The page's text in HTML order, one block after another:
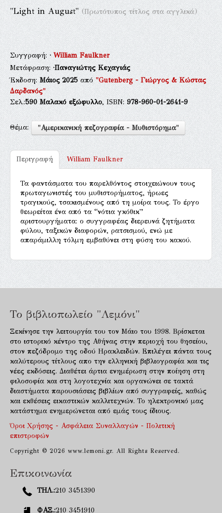
"Light in August"(Πρωτότυπος τίτλος στα αγγλικά)
Συγγραφή:·William Faulkner
Μετάφραση:·Παναγιώτης Κεχαγιάς
Έκδοση:Μάιος 2025από"Gutenberg - Γιώργος & Κώστας
Δαρδανός"
Σελ.:590 Μαλακό εξώφυλλο, ISBN:978-960-01-2641-9
Θέμα: "Αμερικανική πεζογραφία - Μυθιστόρημα"
Περιγραφή William Faulkner
Τα φαντάσματα του παρελθόντος στοιχειώνουν τους
πρωταγωνιστές του μυθιστορήματος, ήρωες
τραγικούς, τσακισμένους από τη μοίρα τους. Το έργο
θεωρείται ένα από τα “νότια γκόθικ”
αριστουργήματα: ο συγγραφέας διερευνά ζητήματα
φύλου, ταξικών διαφορών, ρατσισμού, ενώ με
απαράμιλλη τόλμη εμβαθύνει στη φύση του κακού.
Το βιβλιοπωλείο "Λεμόνι"
Ξεκίνησε την λειτουργία του τον Μάιο του 1998. Βρίσκεται
στο ιστορικό κέντρο της Αθήνας στην περιοχή του θησείου,
στον πεζόδρομο της οδού Ηρακλειδών. Επιλέγει πάντα τους
καλύτερους τίτλους απο την ελληνική βιβλιογραφία και τις
νέες εκδόσεις. Διαθέτει άρτια ενημέρωση στην ποίηση στη
φιλοσοφία και στη λογοτεχνία και οργανώνει σε τακτά
διαστήματα παρουσιάσεις βιβλίων από συγγραφείς, καθώς
και εκθέσεις εικαστικών καλλιτεχνών. Το ηλεκτρονικό μας
κατάστημα ενημερώνεται από εμάς τους ίδιους.
Όροι Χρήσης - Ασφάλεια Συναλλαγών - Πολιτική
επιστροφών
Copyright © 2026 www.lemoni.gr. All Rights Reserved.
Επικοινωνία
ΤΗΛ.:210 3451390
ΦΑΞ.:210 3451910